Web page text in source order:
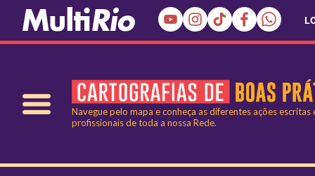
Navegue pelo mapa e conheça as diferentes ações
profissionais de toda a nossa Rede.